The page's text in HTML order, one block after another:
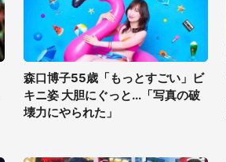
森口博子55歳「もっとすごい」ビ
キニ姿 大胆にぐっと...「写真の破
壊力にやられた」